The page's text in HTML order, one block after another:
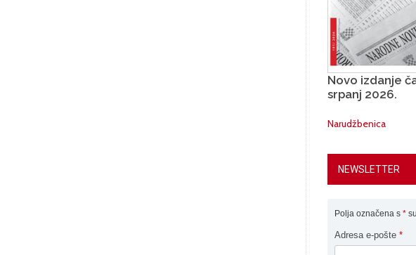
Novo izdanje
srpanj 2026.
Narudžbenica
NEWSLETTER
Polja označena s *
Adresa e-pošte *